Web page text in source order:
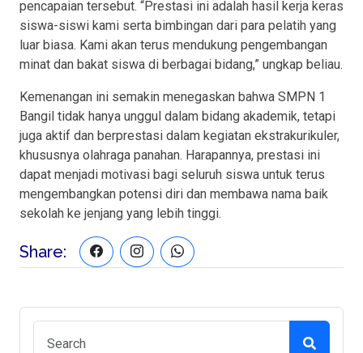
pencapaian tersebut. “Prestasi ini adalah hasil kerja keras
siswa-siswi kami serta bimbingan dari para pelatih yang
luar biasa. Kami akan terus mendukung pengembangan
minat dan bakat siswa di berbagai bidang,” ungkap beliau.
Kemenangan ini semakin menegaskan bahwa SMPN 1
Bangil tidak hanya unggul dalam bidang akademik, tetapi
juga aktif dan berprestasi dalam kegiatan ekstrakurikuler,
khususnya olahraga panahan. Harapannya, prestasi ini
dapat menjadi motivasi bagi seluruh siswa untuk terus
mengembangkan potensi diri dan membawa nama baik
sekolah ke jenjang yang lebih tinggi.
Share: